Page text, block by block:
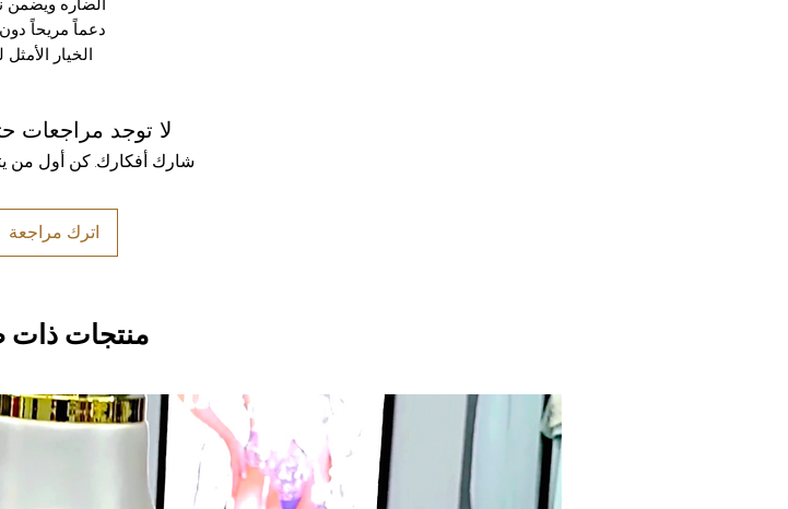
دعماً مريحاً دون
الخيار
لا توجد مراجعات
شارك أفكارك. كن أول من
اترك مراجعة
منتجات ذات